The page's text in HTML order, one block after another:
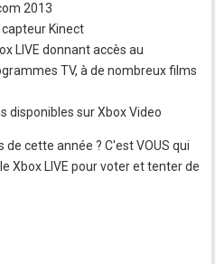
2013
Kinect
LIVE donnant accès au
TV, à de nombreux films
disponibles sur Xbox Video
cette année ? C'est VOUS qui
Xbox LIVE pour voter et tenter de